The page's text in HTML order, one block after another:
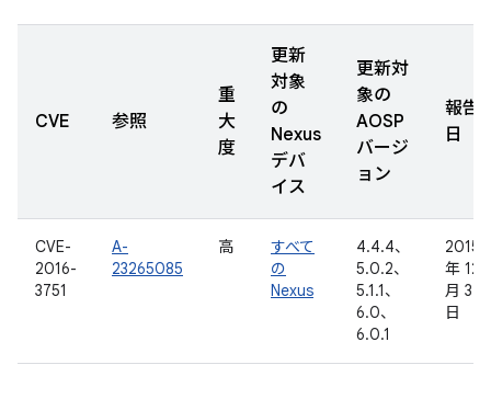
CVE 参照
重
大
度
更新
対象
の
Nexus
デバ
イス
更新対
象の
AOSP
バージ
ョン
報告
日
CVE-
2016-
3751
A-
23265085
高
すべて
の
Nexus
4.4.4、
5.0.2、
5.1.1、
6.0、
6.0.1
2015
年 12
月 3
日